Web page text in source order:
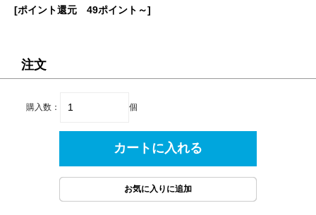
100％天然由来の洗浄成分を使用した、ノンシリコンのアミノ酸系シャンプー。
[ポイント還元 49ポイント～]
注文
購入数： 個